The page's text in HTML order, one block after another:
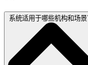
系统适用于哪些机构和场景